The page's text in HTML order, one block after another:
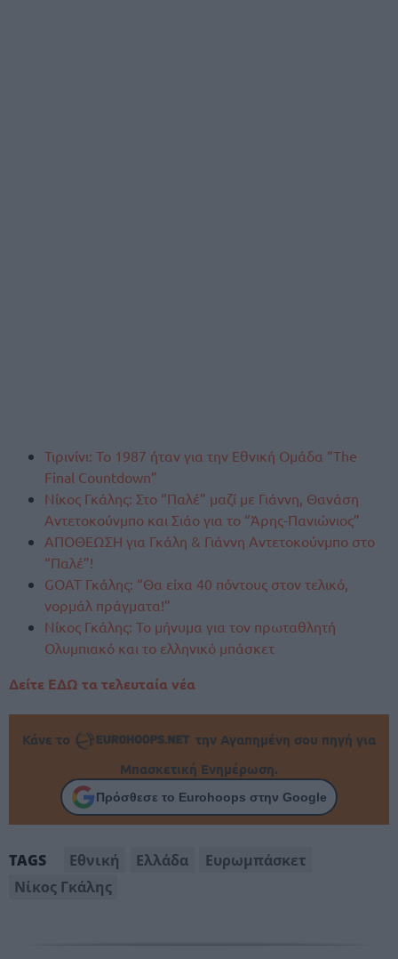
Τιρινίνι: Το 1987 ήταν για την Εθνική Ομάδα “The
Final Countdown”
Νίκος Γκάλης: Στο “Παλέ” μαζί με Γιάννη, Θανάση
Αντετοκούνμπο και Σιάο για το “Άρης-Πανιώνιος”
ΑΠΟΘΕΩΣΗ για Γκάλη & Γιάννη Αντετοκούνμπο στο
“Παλέ”!
GOAT Γκάλης: “Θα είχα 40 πόντους στον τελικό,
νορμάλ πράγματα!”
Νίκος Γκάλης: Το μήνυμα για τον πρωταθλητή
Ολυμπιακό και το ελληνικό μπάσκετ
Δείτε ΕΔΩ τα τελευταία νέα
Κάνε το
την Αγαπημένη σου πηγή για
Μπασκετική Ενημέρωση.
Πρόσθεσε το Eurohoops στην Google
TAGS Εθνική Ελλάδα
Ευρωμπάσκετ
Νίκος Γκάλης